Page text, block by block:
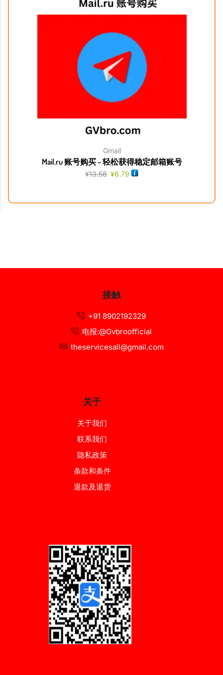
Gmail
Mail.ru 账号购买 – 轻松获得稳定邮箱账号
¥13.58 ¥6.79
接触
+91 8902192329
电报:@Gvbroofficial
theservicesall@gmail.com
关于
关于我们
联系我们
隐私政策
条款和条件
退款及退货